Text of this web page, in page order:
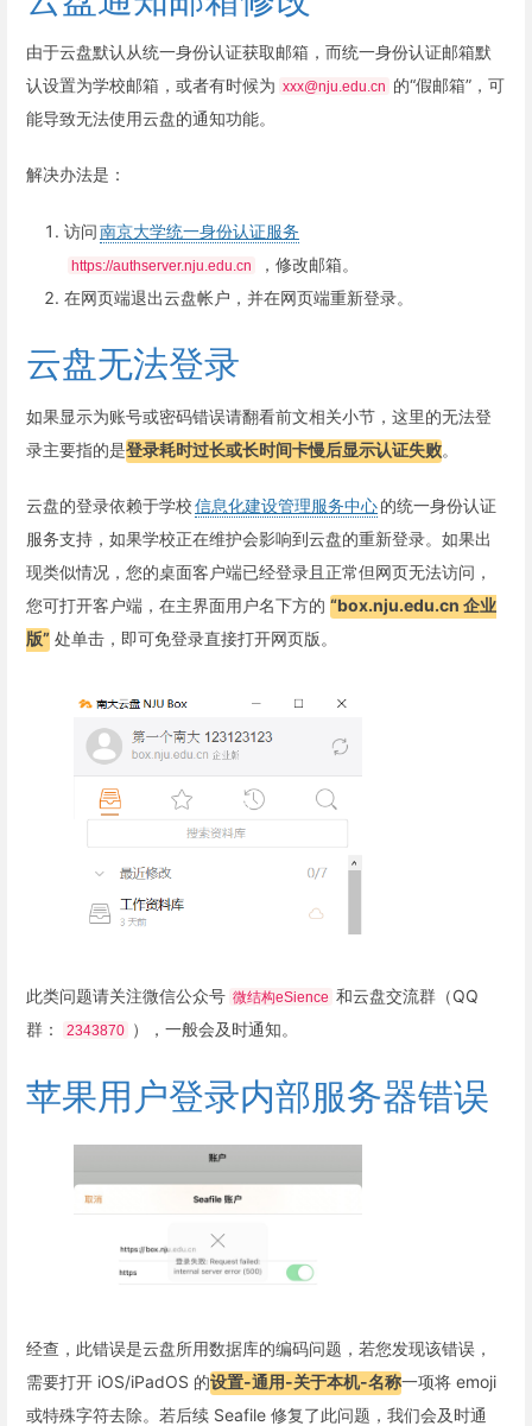
由于云盘默认从统一身份认证获取邮箱，而统一身份认证邮箱默
认设置为学校邮箱，或者有时候为 xxx@nju.edu.cn
的“假邮箱”，可
能导致无法使用云盘的通知功能。
解决办法是：
访问南京大学统一身份认证服务
https://authserver.nju.edu.cn
，修改邮箱。
在网页端退出云盘帐户，并在网页端重新登录。
云盘无法登录
如果显示为账号或密码错误请翻看前文相关小节，这里的无法登
录主要指的是登录耗时过长或长时间卡慢后显示认证失败。
云盘的登录依赖于学校信息化建设管理服务中心的统一身份认证
服务支持，如果学校正在维护会影响到云盘的重新登录。如果出
现类似情况，您的桌面客户端已经登录且正常但网页无法访问，
您可打开客户端，在主界面用户名下方的 “box.nju.edu.cn 企业
版” 处单击，即可免登录直接打开网页版。
此类问题请关注微信公众号 微结构eSience 和云盘交流群（QQ
群：
2343870 ），一般会及时通知。
苹果用户登录内部服务器错误
经查，此错误是云盘所用数据库的编码问题，若您发现该错误，
需要打开 iOS/iPadOS 的设置-通用-关于本机-名称一项将 emoji
或特殊字符去除。若后续 Seafile 修复了此问题，我们会及时通